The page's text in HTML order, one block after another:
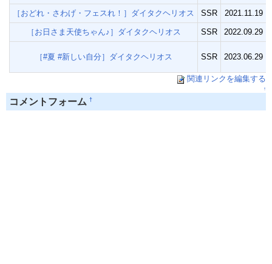
［おどれ・さわげ・フェスれ！］ダイタクヘリオス SSR 2021.11.19
［お日さま天使ちゃん♪］ダイタクヘリオス SSR 2022.09.29
［#夏 #新しい自分］ダイタクヘリオス SSR 2023.06.29
関連リンクを編集する
↑
コメントフォーム †